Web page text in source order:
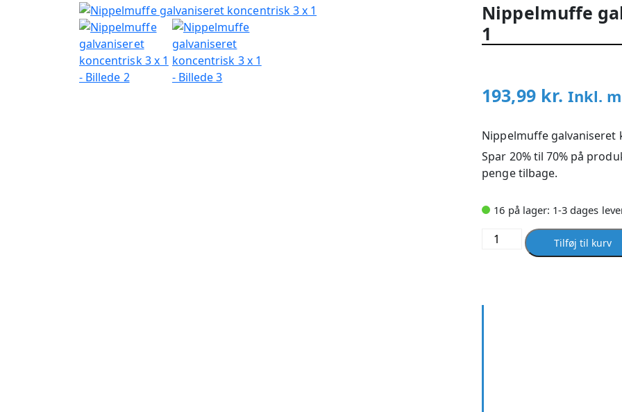
Nippelmuffe
1
193,99 kr. Inkl.
Nippelmuffe galvaniseret
Spar 20% til 70% på
penge tilbage.
16 på lager: 1-3 dages
Nippelmuffe
galvaniseret
x
Tilføj til kurv